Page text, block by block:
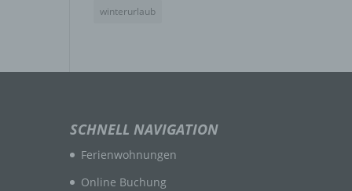
winterurlaub
SCHNELL NAVIGATION
Ferienwohnungen
Online Buchung